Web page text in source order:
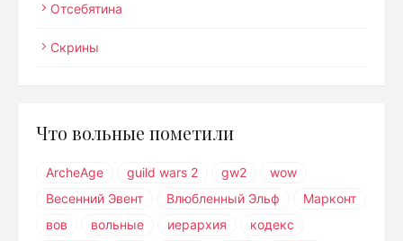
Отсебятина
Скрины
Что вольные пометили
ArcheAge guild wars 2 gw2
wow
Весенний Эвент
Влюбленный Эльф
Марконт
вов
вольные иерархия кодекс